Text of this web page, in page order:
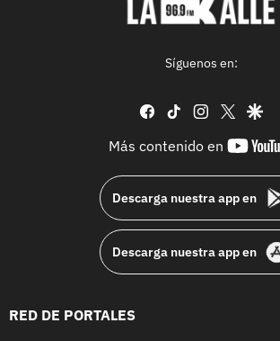
Síguenos en:
facebook
tiktok instagram
twitter
Más contenido en
Descarga nuestra app en
Descarga nuestra app en
RED DE PORTALES